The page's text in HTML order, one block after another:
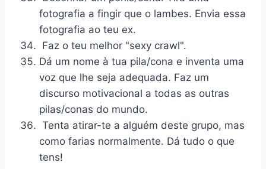
fotografia a fingir que o lambes. Envia essa
fotografia ao teu ex.
Faz o teu melhor "sexy crawl".
Dá um nome à tua pila/cona e inventa uma
voz que lhe seja adequada. Faz um
discurso motivacional a todas as outras
pilas/conas do mundo.
Tenta atirar-te a alguém deste grupo, mas
como farias normalmente. Dá tudo o que
tens!